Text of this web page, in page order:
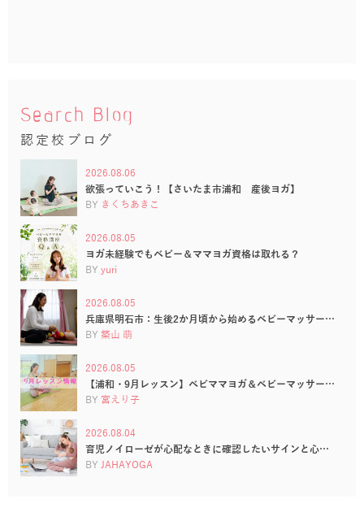
Search Blog
認定校ブログ
2026.08.06
欲張っていこう！【さいたま市浦和 産後ヨガ】
BY きくちあきこ
2026.08.05
ヨガ未経験でもベビー＆ママヨガ資格は取れる？
BY yuri
2026.08.05
兵庫県明石市：生後2か月頃から始めるベビーマッサー…
BY 築山 萌
2026.08.05
【浦和・9月レッスン】ベビママヨガ＆ベビーマッサー…
BY 宮えり子
2026.08.04
育児ノイローゼが心配なときに確認したいサインと心…
BY JAHAYOGA